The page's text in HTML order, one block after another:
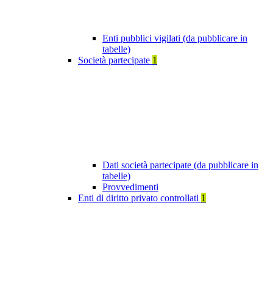
Enti pubblici vigilati (da pubblicare in
tabelle)
Società partecipate 1
Dati società partecipate (da pubblicare in
tabelle)
Provvedimenti
Enti di diritto privato controllati 1